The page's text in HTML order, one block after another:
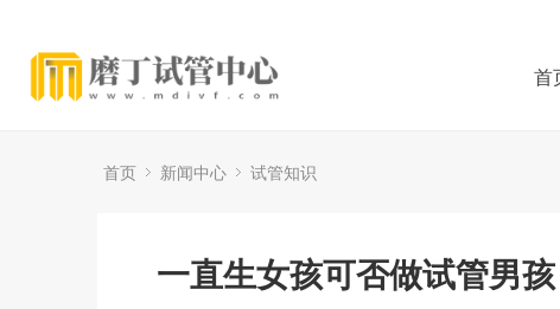
首
首页 新闻中心 试管知识
一直生女孩可否做试管男孩